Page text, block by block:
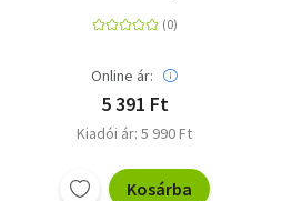
Online ár:
5 391 Ft
Kiadói ár: 5 990 Ft
Kosárba